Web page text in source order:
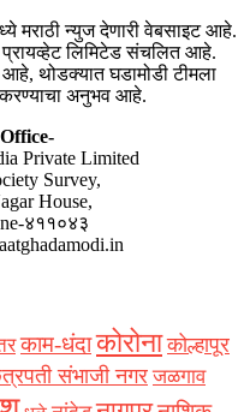
मराठी न्युज देणारी वेबसाइट आहे.
प्रायव्हेट लिमिटेड संचलित आहे.
थोडक्यात घडामोडी टीमला
करण्याचा अनुभव आहे.
Private Limited
Survey,
House,
४११०४३
काम-धंदाकोरोना कोल्हापूर
संभाजी नगर जळगाव